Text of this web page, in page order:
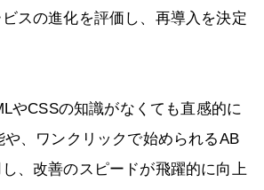
スの進化を評価し、再導入を決定
やCSSの知識がなくても直感的に
、ワンクリックで始められるAB
、改善のスピードが飛躍的に向上